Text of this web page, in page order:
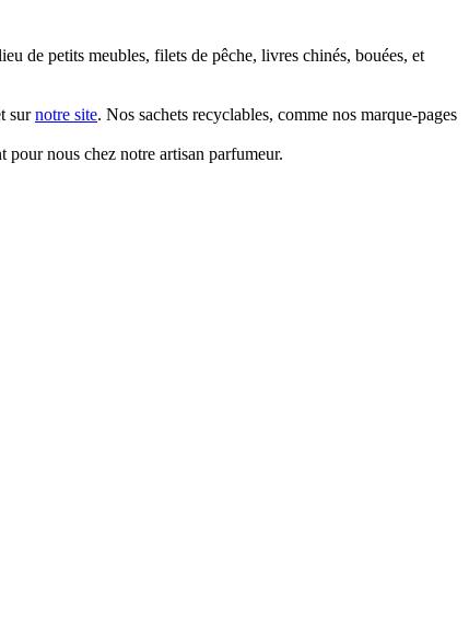
de petits meubles, filets de pêche, livres chinés, bouées, et
surnotre site. Nos sachets recyclables, comme nos marque-pages
pour nous chez notre artisan parfumeur.